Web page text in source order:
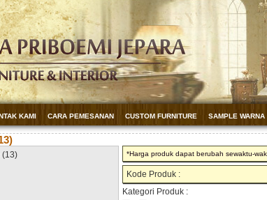
KAMI CARA PEMESANAN CUSTOM FURNITURE SAMPLE WARNA
*Harga produk dapat berubah sewaktu-
Kode Produk :
Kategori Produk :